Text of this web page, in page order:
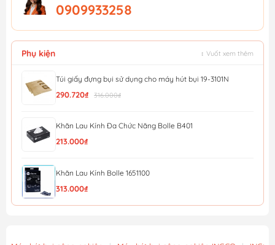
0909933258
Phụ kiện ↕ Vuốt xem thêm
Túi giấy đựng bụi sử dụng cho máy hút bụi 19-3101N
290.720₫ 316.000₫
Khăn Lau Kính Đa Chức Năng Bolle B401
213.000₫
Khăn Lau Kính Bolle 1651100
313.000₫